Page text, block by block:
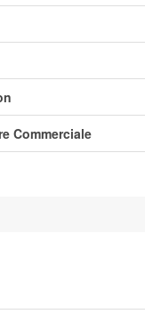
Commerciale